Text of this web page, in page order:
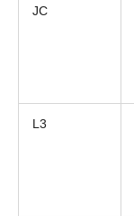
JC
L3